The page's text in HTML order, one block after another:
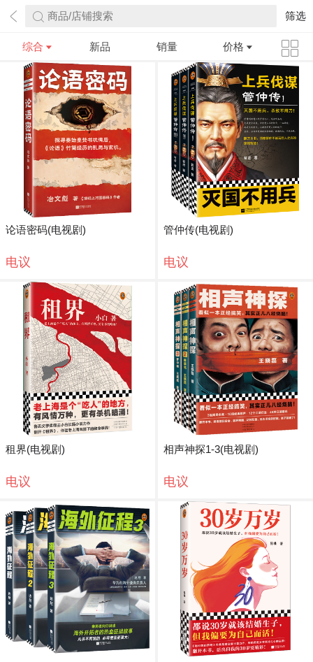
商品/店铺搜索 筛选
综合 新品 销量 价格
论语密码(电视剧)
电议
管仲传(电视剧)
电议
租界(电视剧)
电议
相声神探1-3(电视剧)
电议